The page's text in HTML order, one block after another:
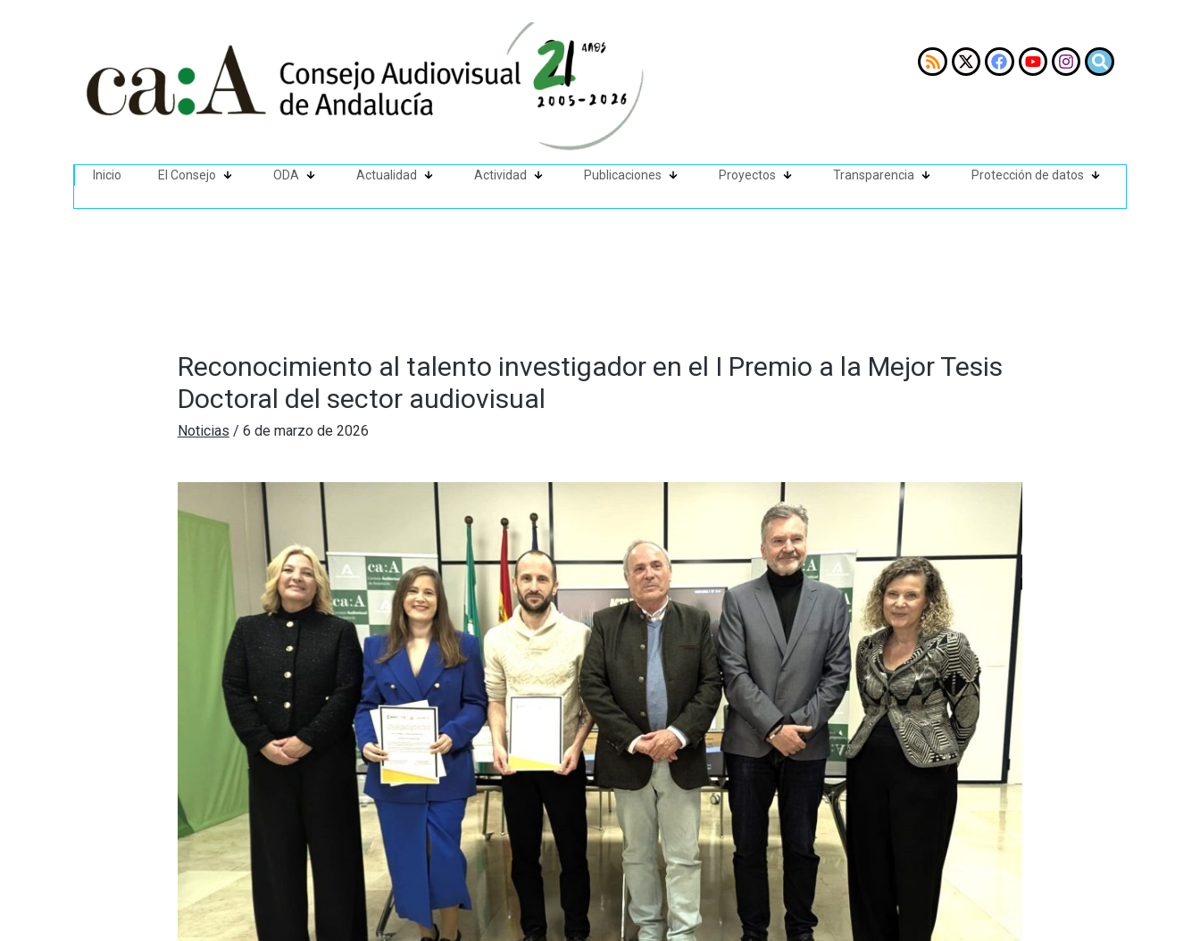
Inicio El Consejo ODA Actualidad Actividad Publicaciones Proyectos Transparencia Protección de datos
Reconocimiento al talento investigador en el I Premio a la Mejor Tesis
Doctoral del sector audiovisual
Noticias / 6 de marzo de 2026